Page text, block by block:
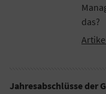
das?
Jahresabschlüsse der